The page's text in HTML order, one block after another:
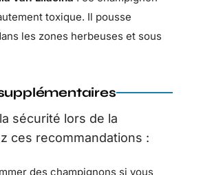
toxique. Il pousse
les zones herbeuses et sous
sécurité lors de la
ces recommandations :
des champignons si vous